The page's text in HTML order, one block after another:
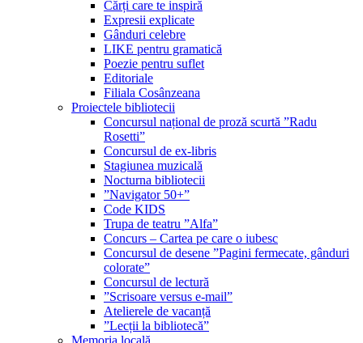
Cărți care te inspiră
Expresii explicate
Gânduri celebre
LIKE pentru gramatică
Poezie pentru suflet
Editoriale
Filiala Cosânzeana
Proiectele bibliotecii
Concursul național de proză scurtă ”Radu
Rosetti”
Concursul de ex-libris
Stagiunea muzicală
Nocturna bibliotecii
”Navigator 50+”
Code KIDS
Trupa de teatru ”Alfa”
Concurs – Cartea pe care o iubesc
Concursul de desene ”Pagini fermecate, gânduri
colorate”
Concursul de lectură
”Scrisoare versus e-mail”
Atelierele de vacanță
”Lecții la bibliotecă”